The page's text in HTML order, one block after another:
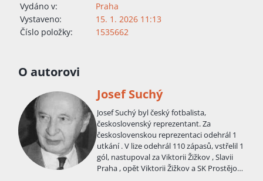
Vydáno v:
Praha
Vystaveno:
15. 1. 2026 11:13
Číslo položky:
1535662
O autorovi
Josef Suchý
Josef Suchý byl český fotbalista,
československý reprezentant. Za
československou reprezentaci odehrál 1
utkání . V lize odehrál 110 zápasů, vstřelil 1
gól, nastupoval za Viktorii Žižkov , Slavii
Praha , opět Viktorii Žižkov a SK Prostějov .